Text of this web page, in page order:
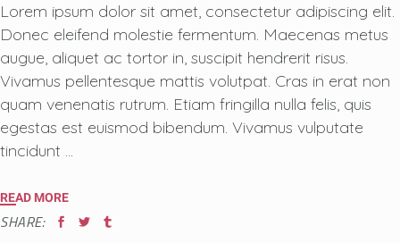
Lorem ipsum dolor sit amet, consectetur adipiscing elit.
Donec eleifend molestie fermentum. Maecenas metus
augue, aliquet ac tortor in, suscipit hendrerit risus.
Vivamus pellentesque mattis volutpat. Cras in erat non
quam venenatis rutrum. Etiam fringilla nulla felis, quis
egestas est euismod bibendum. Vivamus vulputate
tincidunt
READ MORE
SHARE: